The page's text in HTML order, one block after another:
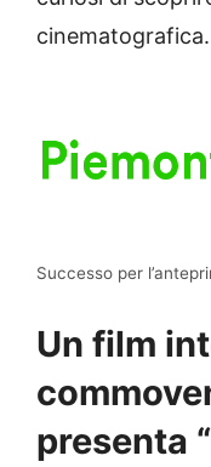
cinematografica.
Successo per
Un film
presenta